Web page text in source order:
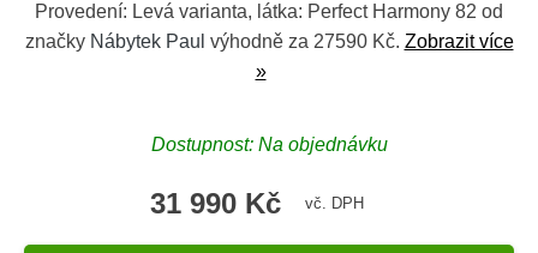
Provedení: Levá varianta, látka: Perfect Harmony 82 od
značky Nábytek Paul výhodně za 27590 Kč. Zobrazit více
»
Dostupnost: Na objednávku
31 990 Kč vč. DPH